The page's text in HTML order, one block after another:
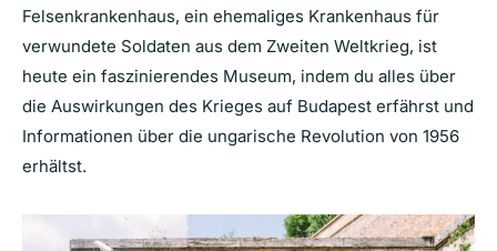
Felsenkrankenhaus, ein ehemaliges Krankenhaus für
verwundete Soldaten aus dem Zweiten Weltkrieg, ist
heute ein faszinierendes Museum, indem du alles über
die Auswirkungen des Krieges auf Budapest erfährst und
Informationen über die ungarische Revolution von 1956
erhältst.